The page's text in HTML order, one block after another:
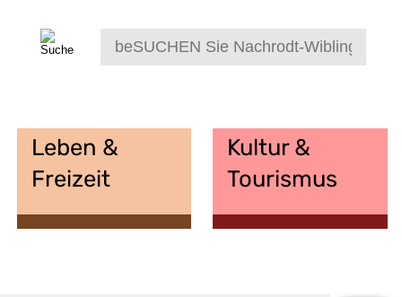
Leben &
Freizeit
Kultur &
Tourismus